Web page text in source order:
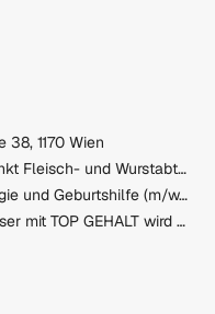
1170 Wien
Lehrling Einzelhandel mit Schwerpunkt Fleisch- und Wurstabteilung TANN (m/w/d)
1. Oberärztin/Oberarzt für Gynäkologie und Geburtshilfe (m/w/d)
CNC-Facharbeiter (m/w/d) CNC-Fräser mit TOP GEHALT wird gesucht!